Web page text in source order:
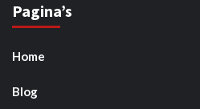
Pagina’s
Home
Blog